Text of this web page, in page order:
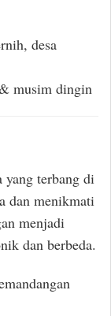
desa
musim dingin
yang terbang di
dan menikmati
menjadi
dan berbeda.